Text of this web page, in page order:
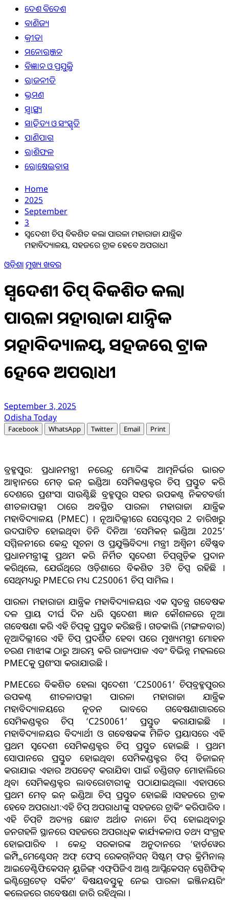
ଦେଶ ବିଦେଶ
ବାଣିଜ୍ୟ
କ୍ରୀଡା
ମନୋରଞ୍ଜନ
ବିଜ୍ଞାନ ଓ ପ୍ରଯୁକ୍ତି
ରାଜନୀତି
ଭ୍ରମଣ
ସ୍ୱାସ୍ଥ୍ୟ
ସାହିତ୍ୟ ଓ ସଂସ୍କୃତି
ପାଣିପାଗ
ରାଶିଫଳ
ରୋଷେଇବାସ
Home
2025
September
3
ସ୍ବଦେଶୀ ଚିପ୍ ବିକଶିତ କଲା ପାରଳା ମହାରାଜା ଯାନ୍ତ୍ରିକ
ମହାବିଦ୍ୟାଳୟ, ସହଜରେ ଟ୍ରାକ ହେବେ ଅପରାଧୀ
ଓଡ଼ିଶାମୁଖ୍ୟ ଖବର
ସ୍ବଦେଶୀ ଚିପ୍ ବିକଶିତ କଲା
ପାରଳା ମହାରାଜା ଯାନ୍ତ୍ରିକ
ମହାବିଦ୍ୟାଳୟ, ସହଜରେ ଟ୍ରାକ
ହେବେ ଅପରାଧୀ
September 3, 2025
Odisha Today
Facebook WhatsApp Twitter Email Print
ବ୍ରହ୍ମପୁର: ପ୍ରଧାନମନ୍ତ୍ରୀ ନରେନ୍ଦ୍ର ମୋଦିଙ୍କ ଆତ୍ମନିର୍ଭର ଭାରତ
ଆହ୍ବାନରେ ମେଡ୍ ଇନ୍ ଇଣ୍ଡିଆ ସେମିକଣ୍ଡକ୍ଟର ଚିପ୍ ପ୍ରସ୍ତୁତ କରି
ଦେଶରେ ପ୍ରଶଂସା ସାଉଣ୍ଟିଛି ବ୍ରହ୍ମପୁର ସହର ଉପକଣ୍ଠ ନିକଟବର୍ତ୍ତୀ
ଶୀତଳାପଲ୍ଲୀ ଠାରେ ଅବସ୍ଥିତ ପାରଳା ମହାରାଜା ଯାନ୍ତ୍ରିକ
ମହାବିଦ୍ୟାଳୟ (PMEC) । ନୂଆଦିଲ୍ଲୀରେ ସେପ୍ଟେମ୍ବର 2 ତାରିଖରୁ
ଉଦଘାଟିତ ହୋଇଥିବା ତିନି ଦିନିଆ ‘ସେମିକନ୍‌ ଇଣ୍ଡିଆ 2025’
ସମ୍ମିଳନୀରେ କେନ୍ଦ୍ର ସୂଚନା ଓ ପ୍ରଯୁକ୍ତିବିଦ୍ୟା ମନ୍ତ୍ରୀ ଅଶ୍ବିନୀ ବୈଷ୍ଣବ
ପ୍ରଧାନମନ୍ତ୍ରୀଙ୍କୁ ପ୍ରଥମ କରି ନିର୍ମିତ ସ୍ବଦେଶୀ ଚିପ୍‌ଗୁଡ଼ିକ ପ୍ରଦାନ
କରିଥିଲେ, ଯେଉଁଥିରେ ଓଡ଼ିଶାରେ ବିକଶିତ 3ଟି ଚିପ୍ସ ରହିଛି ।
ସେଥିମଧ୍ୟରୁ PMECର ମଧ୍ୟ C2S0061 ଚିପ୍‌ ସାମିଲ ।
ପାରଳା ମହାରାଜା ଯାନ୍ତ୍ରିକ ମହାବିଦ୍ୟାଳୟର ଏକ ସ୍ବତନ୍ତ୍ର ଗବେଷକ
ଦଳ ପ୍ରାୟ ଦୀର୍ଘ ଦିନ ଧରି ସ୍ବଦେଶୀ ଜ୍ଞାନ କୌଶଳରେ ନୂଆ
ଗବେଷଣା କରି ଏହି ଚିପ୍‌କୁ ପ୍ରସ୍ତୁତ କରିଛନ୍ତି । ଗତକାଲି (ମଙ୍ଗଳବାର)
ନୂଆଦିଲ୍ଲୀରେ ଏହି ଚିପ୍‌ ପ୍ରଦର୍ଶିତ ହେବା ପରେ ମୁଖ୍ୟମନ୍ତ୍ରୀ ମୋହନ
ଚରଣ ମାଝୀଙ୍କ ଠାରୁ ଆରମ୍ଭ କରି ରାଜ୍ୟପାଳ ଏବଂ ବିଭିନ୍ନ ମହଲରେ
PMECକୁ ପ୍ରଶଂସା କରାଯାଉଛି ।
PMECରେ ବିକଶିତ ହେଲା ସ୍ବଦେଶୀ ‘C2S0061’ ଚିପ୍‌ବ୍ରହ୍ମପୁରର
ଉପକଣ୍ଠ ଶୀତଳାପଲ୍ଲୀ ପାରଳା ମହାରାଜା ଯାନ୍ତ୍ରିକ
ମହାବିଦ୍ୟାଳୟରେ ନୂତନ ଭାବରେ ଗବେଷଣାଗାରରେ
ସେମିକଣ୍ଡକ୍ଟର ଚିପ୍ ‘C2S0061’ ପ୍ରସ୍ତୁତ କରାଯାଇଛି ।
ମହାବିଦ୍ୟାଳୟର ବିଦ୍ୟାର୍ଥୀ ଓ ଗବେଷକଙ୍କ ମିଳିତ ପ୍ରୟାସରେ ଏହି
ପ୍ରଥମ ସ୍ବଦେଶୀ ସେମିକଣ୍ଡକ୍ଟର ଚିପ୍ ପ୍ରସ୍ତୁତ ହୋଇଛି । ପ୍ରଥମ
ସୋପାନରେ ପ୍ରସ୍ତୁତ ହୋଇଥିବା ସେମିକଣ୍ଡକ୍ଟର ଚିପ୍ ଡିଜାଇନ୍
କରାଯାଇ ଏହାର ଅପଡେଟ୍ କରାଯିବା ପାଇଁ ଚଣ୍ଡିଗଡ଼ ମୋହାଲିରେ
ଥିବା ସେମିକଣ୍ଡକ୍ଟର ଲାବରୋଟାରୀକୁ ପଠାଯାଇଥିଲା। ଏହାପରେ
ପ୍ରଥମ ମେଡ୍ ଇନ୍ ଇଣ୍ଡିଆ ଚିପ୍ ପ୍ରସ୍ତୁତ ହୋଇଛି ।ସହଜରେ ଟ୍ରାକ
ହେବେ ଅପରାଧୀ:ଏହି ଚିପ୍ ଅପରାଧୀଙ୍କୁ ସହଜରେ ଟ୍ରାକିଂ କରିପାରିବ ।
ଏହି ଚିପ୍‌ଟି ଅତ୍ୟନ୍ତ ଛୋଟ ଅର୍ଥାତ ନାନୋ ଚିପ୍ ହୋଇଥିବାରୁ
ଜନଗହଳି ସ୍ଥାନରେ ସହଜରେ ଅପରାଧିକ କାର୍ଯ୍ୟକଳାପ ତଥ୍ୟ ସଂଗ୍ରହ
ହୋଇପାରିବ । କେନ୍ଦ୍ର ସରକାରଙ୍କ ଅନୁଦାନରେ ‘ହାର୍ଡୱେର
ଇମ୍ପ୍ଲିମେଣ୍ଟେସନ୍‌ ଅଫ୍ ଫେସ୍ ରେକଗ୍‌ନିସନ୍ ସିଷ୍ଟମ୍ ଫର୍ କ୍ରିମିନାଲ୍
ଆଇଡେଣ୍ଟିଫିକେସନ୍ ୟୁଜିଙ୍ଗ୍ ଏଫ୍‌ପିଜିଏ ଆଣ୍ଡ୍ ଆପ୍ଲିକେସନ୍ ସ୍ପେଶିଫିକ୍
ଇଣ୍ଟିଗ୍ରେଟେଡ୍ ସର୍କିଟ’ ବିଷୟବସ୍ତୁକୁ ନେଇ ପାରଳା ଇଞ୍ଜିନୟରିଂ
କଲେଜ‌ରେ ଗବେଷଣା ଜାରି ରହିଥିଲା ।